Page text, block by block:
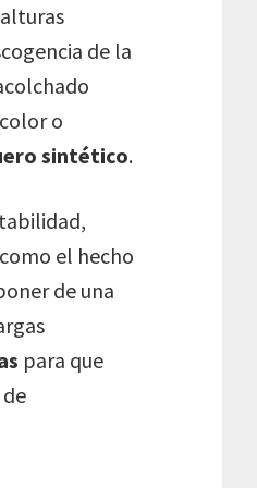
de la
o
sintético.
el hecho
de una
para que